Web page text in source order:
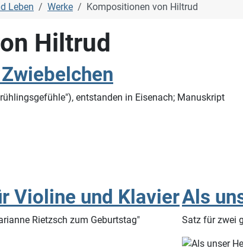
Leben Werke Kompositionen von Hiltrud
Hiltrud
entstanden in Eisenach; Manuskript
Violine und Klavier
Rietzsch zum Geburtstag"
Als
Satz für zwei